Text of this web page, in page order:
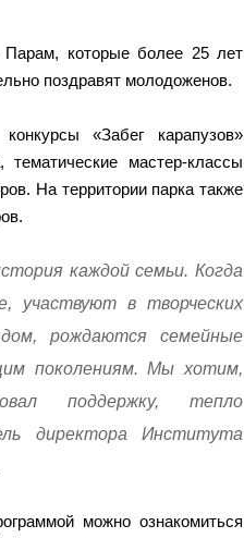
Парам, которые более 25 лет
поздравят молодоженов.
«Забег карапузов»
мастер-классы
На территории парка также
каждой семьи. Когда
участвуют в творческих
рождаются семейные
поколениям. Мы хотим,
поддержку, тепло
директора Института
можно ознакомиться